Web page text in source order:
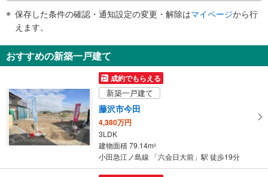
《多機能トイレ》
・改札内
《車椅子対応トイレ》
知
を
け
取
る
・
条
保存した条件の確認・通知設定の変更・解除はマイページから行
えます。
おすすめの新築一戸建て
成約でもらえる
新築一戸建て
藤沢市今田
4,380万円
3LDK
建物面積 79.14m2
小田急江ノ島線 「六会日大前」駅 徒歩19分